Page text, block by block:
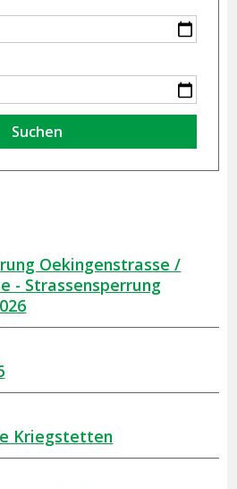
Suchen
Oekingenstrasse /
- Strassensperrung
Kriegstetten